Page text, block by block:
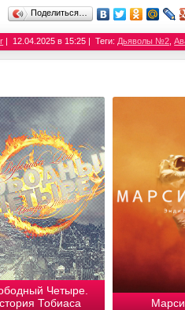
Поделиться…
12.04.2025 в 15:25 Теги: Дьяволы №2 ,
Четыре.
Тобиаса